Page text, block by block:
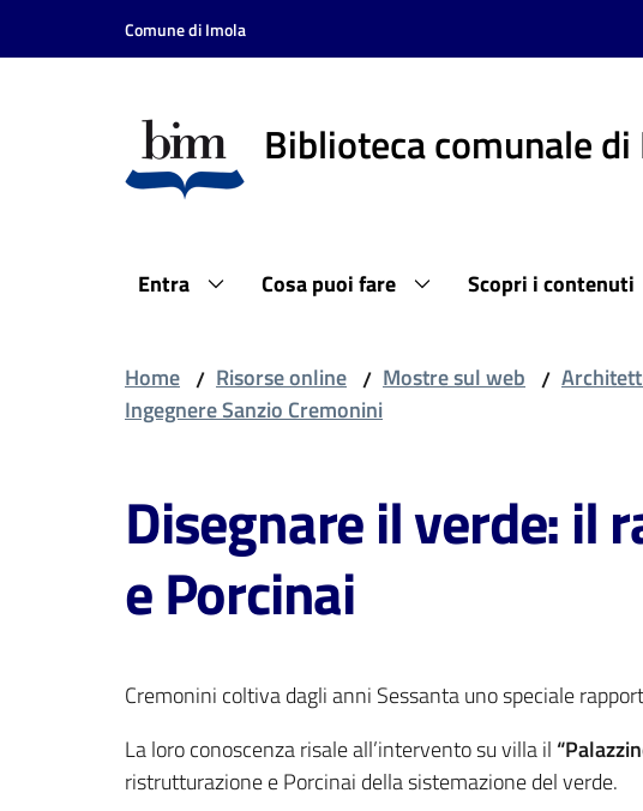
Vai al contenuto
Vai alla navigazione
Comune di Imola
Biblioteca comunale
Entra Cosa puoi fare Scopri i contenuti
Home / Risorse online / Mostre sul web /
Ingegnere Sanzio Cremonini
Disegnare il verde: il
e Porcinai
Cremonini coltiva dagli anni Sessanta uno speciale
La loro conoscenza risale all’intervento su villa il
ristrutturazione e Porcinai della sistemazione del verde.